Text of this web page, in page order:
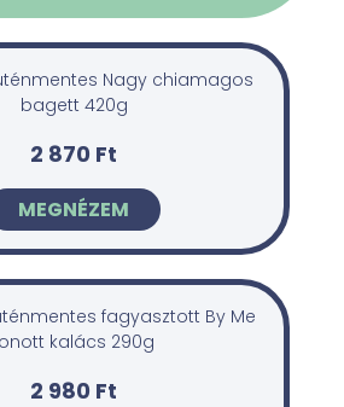
Nagy chiamagos
bagett 420g
2 870 Ft
MEGNÉZEM
fagyasztott By Me
kalács 290g
2 980 Ft